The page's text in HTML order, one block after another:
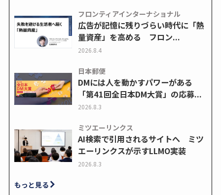
フロンティアインターナショナル
広告が記憶に残りづらい時代に「熱
量資産」を高める フロン...
2026.8.4
日本郵便
DMには人を動かすパワーがある
「第41回全日本DM大賞」の応募...
2026.8.3
ミツエーリンクス
AI検索で引用されるサイトへ ミツ
エーリンクスが示すLLMO実装
2026.8.3
もっと見る